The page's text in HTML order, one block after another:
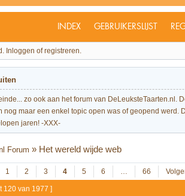
INDEX GEBRUIKERSLIJST
Inloggen of registreren.
zo ook aan het forum van
nog maar een enkel topic open was of geopend
jaren! -XXX-
Forum » Het wereld wijde web
1 2 3 4 5 6 … 66
120 van 1977 ]